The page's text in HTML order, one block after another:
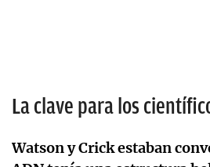
La clave para los
Watson y Crick estaban